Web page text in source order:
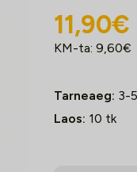
11,90€
KM-ta: 9,60€
Tarneaeg: 3-
Laos: 10 tk